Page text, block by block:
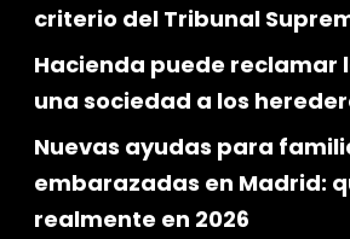
criterio del Tribunal
Hacienda puede reclamar
una sociedad a los
Nuevas ayudas para
embarazadas en Madrid:
realmente en 2026